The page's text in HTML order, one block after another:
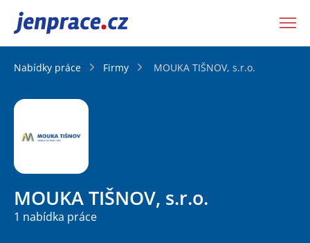
JenPráce.cz
Nabídky práce Firmy MOUKA TIŠNOV, s.r.o.
MOUKA TIŠNOV, s.r.o.
1 nabídka práce